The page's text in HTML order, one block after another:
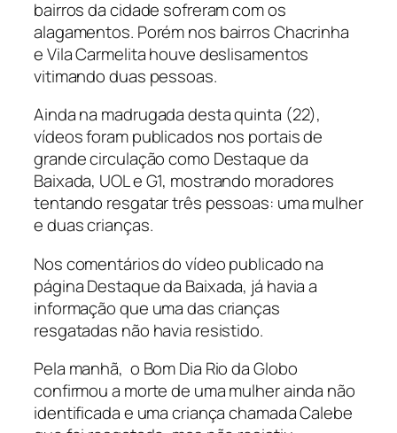
bairros da cidade sofreram com os
alagamentos. Porém nos bairros Chacrinha
e Vila Carmelita houve deslisamentos
vitimando duas pessoas.
Ainda na madrugada desta quinta (22),
vídeos foram publicados nos portais de
grande circulação como Destaque da
Baixada, UOL e G1, mostrando moradores
tentando resgatar três pessoas: uma mulher
e duas crianças.
Nos comentários do vídeo publicado na
página Destaque da Baixada, já havia a
informação que uma das crianças
resgatadas não havia resistido.
Pela manhã, o Bom Dia Rio da Globo
confirmou a morte de uma mulher ainda não
identificada e uma criança chamada Calebe